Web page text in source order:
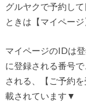
グルヤクで予約し
ときは【マイページ
マイページのIDは
に登録される番号
される、【ご予約
載されています▼